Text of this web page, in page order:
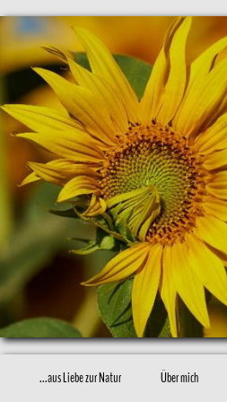
...aus Liebe zur Natur Über mich